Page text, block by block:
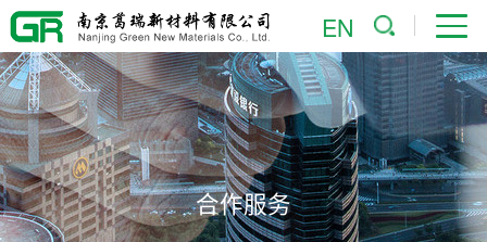
EN
合作服务